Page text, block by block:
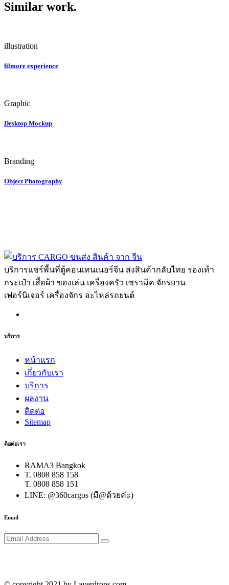
Similar work.
illustration
filmore experience
Graphic
Desktop Mockup
Branding
Object Photography
บริการแชร์พื้นที่ตู้คอนเทนเนอร์จีน ส่งสินค้ากลับไทย รองเท้า
กระเป๋า เสื้อผ้า ของเล่น เครื่องครัว เซรามิค จักรยาน
เฟอร์นิเจอร์ เครื่องจักร อะไหล่รถยนต์
บริการ
หน้าแรก
เกี่ยวกับเรา
บริการ
ผลงาน
ติดต่อ
Sitemap
ติอต่อเรา
RAMA3 Bangkok
T. 0808 858 158
T. 0808 858 151
LINE: @360cargos (มี@ด้วยค่ะ)
Email